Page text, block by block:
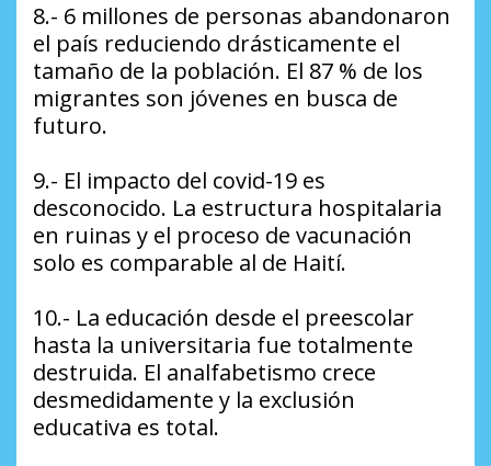
8.- 6 millones de personas abandonaron
el país reduciendo drásticamente el
tamaño de la población. El 87 % de los
migrantes son jóvenes en busca de
futuro.
9.- El impacto del covid-19 es
desconocido. La estructura hospitalaria
en ruinas y el proceso de vacunación
solo es comparable al de Haití.
10.- La educación desde el preescolar
hasta la universitaria fue totalmente
destruida. El analfabetismo crece
desmedidamente y la exclusión
educativa es total.